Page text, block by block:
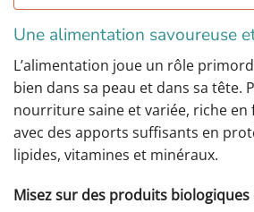
Une alimentation savoureuse
L’alimentation joue un rôle
bien dans sa peau et dans sa tête.
nourriture saine et variée, riche en
avec des apports suffisants en
lipides, vitamines et minéraux.
Misez sur des produits biologiques